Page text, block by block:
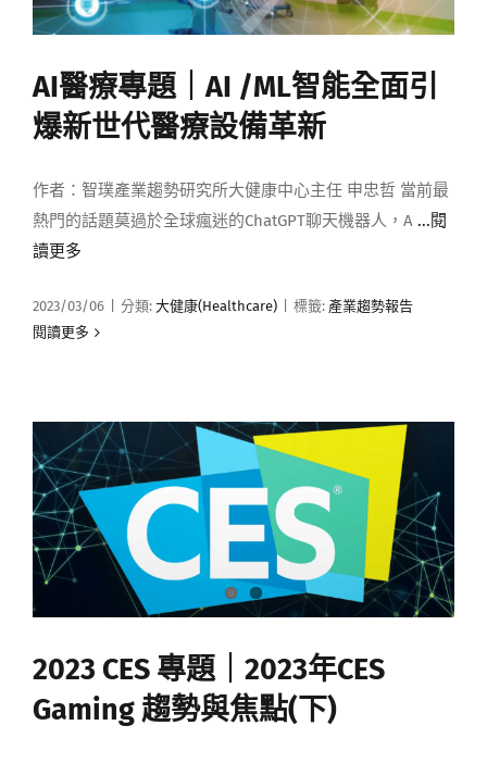
AI醫療專題｜AI /ML智能全面引
爆新世代醫療設備革新
作者：智璞產業趨勢研究所大健康中心主任 申忠哲 當前最
熱門的話題莫過於全球瘋迷的ChatGPT聊天機器人，A ...閱
讀更多
2023/03/06 分類: 大健康(Healthcare) 標籤: 產業趨勢報告
閱讀更多
2023 CES 專題｜2023年CES
Gaming 趨勢與焦點(下)